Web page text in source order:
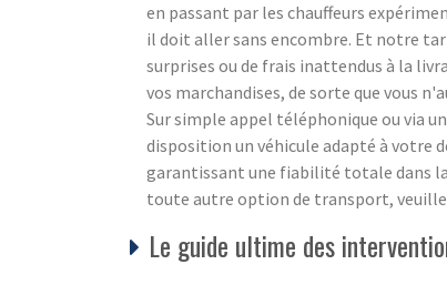
en passant par les chauffeurs
il doit aller sans encombre. Et notre
surprises ou de frais inattendus à la
vos marchandises, de sorte que vous
Sur simple appel téléphonique ou via
disposition un véhicule adapté à votre
garantissant une fiabilité totale dans
toute autre option de transport,
Le guide ultime des